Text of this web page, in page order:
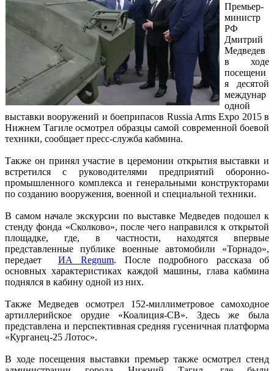
Премьер-
министр
РФ
Дмитрий
Медведев
в ходе
посещени
я десятой
междунар
одной
выставки вооружений и боеприпасов Russia Arms Expo 2015 в
Нижнем Тагиле осмотрел образцы самой современной боевой
техники, сообщает пресс-служба кабмина.
Также он принял участие в церемонии открытия выставки и
встретился с руководителями предприятий оборонно-
промышленного комплекса и генеральными конструкторами
по созданию вооружения, военной и специальной техники.
В самом начале экскурсии по выставке Медведев подошел к
стенду фонда «Сколково», после чего направился к открытой
площадке, где, в частности, находятся впервые
представленные публике военные автомобили «Торнадо»,
передает ИА Regnum. После подробного рассказа об
основных характеристиках каждой машины, глава кабмина
поднялся в кабину одной из них.
Также Медведев осмотрел 152-миллиметровое самоходное
артиллерийское орудие «Коалиция-СВ». Здесь же была
представлена и перспективная средняя гусеничная платформа
«Курганец-25 Лотос».
В ходе посещения выставки премьер также осмотрел стенд